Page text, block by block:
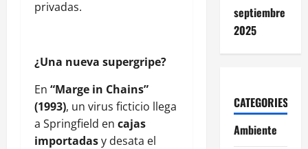
privadas.
¿Una nueva supergripe?
En “Marge in Chains”
(1993), un virus ficticio llega
a Springfield en cajas
importadasy desata el
septiembre
2025
CATEGORIES
Ambiente